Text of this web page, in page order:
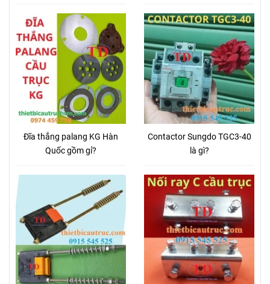
Đĩa thắng palang KG Hàn
Quốc gồm gỉ?
Contactor Sungdo TGC3-40
là gì?